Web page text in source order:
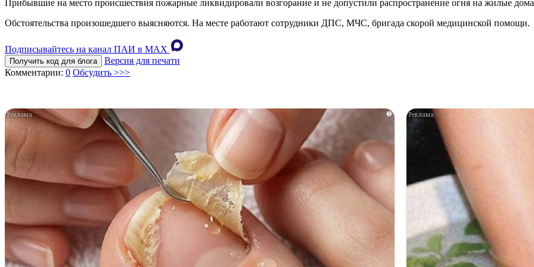
Прибывшие на место происшествия пожарные ликвидировали возгорание и не допустили распространение огня на жилые
Обстоятельства произошедшего выясняются. На месте работают сотрудники ДПС, МЧС, бригада скорой медицинской помощи.
Подписывайтесь на канал ПАИ в MAХ
Получить код для блога
Версия для печати
Комментарии: 0 Обсудить >>>
i